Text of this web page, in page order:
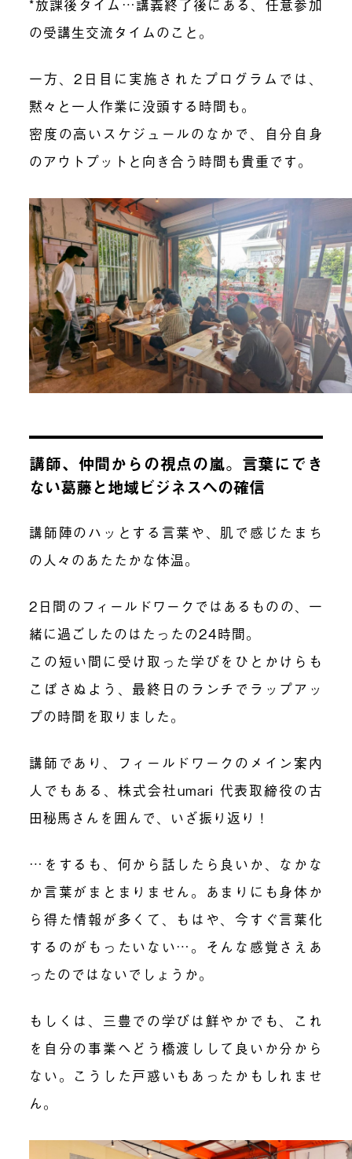
*放課後タイム…講義終了後にある、任意参加
の受講生交流タイムのこと。
一方、2日目に実施されたプログラムでは、
黙々と一人作業に没頭する時間も。
密度の高いスケジュールのなかで、自分自身
のアウトプットと向き合う時間も貴重です。
講師、仲間からの視点の嵐。言葉にでき
ない葛藤と地域ビジネスへの確信
講師陣のハッとする言葉や、肌で感じたまち
の人々のあたたかな体温。
2日間のフィールドワークではあるものの、一
緒に過ごしたのはたったの24時間。
この短い間に受け取った学びをひとかけらも
こぼさぬよう、最終日のランチでラップアッ
プの時間を取りました。
講師であり、フィールドワークのメイン案内
人でもある、株式会社umari 代表取締役の古
田秘馬さんを囲んで、いざ振り返り！
…をするも、何から話したら良いか、なかな
か言葉がまとまりません。あまりにも身体か
ら得た情報が多くて、もはや、今すぐ言葉化
するのがもったいない…。そんな感覚さえあ
ったのではないでしょうか。
もしくは、三豊での学びは鮮やかでも、これ
を自分の事業へどう橋渡しして良いか分から
ない。こうした戸惑いもあったかもしれませ
ん。